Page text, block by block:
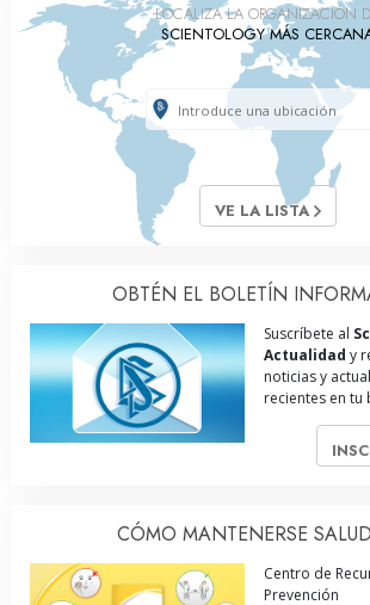
LOCALIZA LA ORGANIZACIÓN
SCIENTOLOGY MÁS
VE LA LISTA
OBTÉN EL BOLETÍN
Suscríbete al
Actualidad y
noticias y
recientes en tu
CÓMO MANTENERSE
Centro de
Prevención